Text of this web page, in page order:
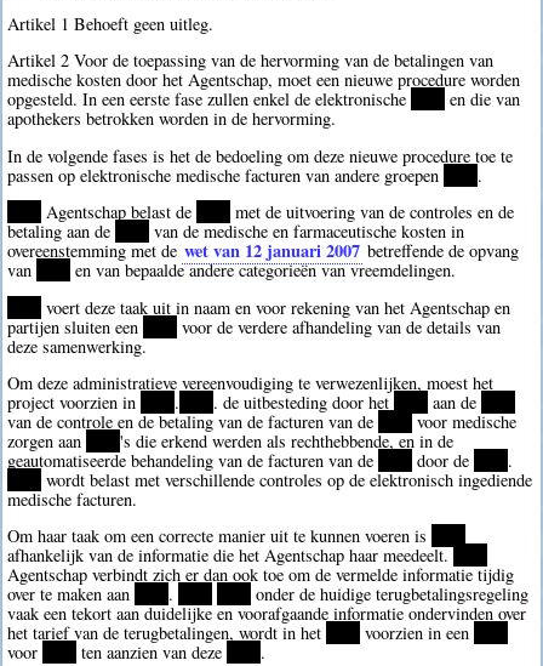
Artikel 1 Behoeft geen uitleg.
Artikel 2 Voor de toepassing van de hervorming van de betalingen van
medische kosten door het Agentschap, moet een nieuwe procedure worden
opgesteld. In een eerste fase zullen enkel de elektronische
en die van
apothekers betrokken worden in de hervorming.
In de volgende fases is het de bedoeling om deze nieuwe procedure toe te
passen op elektronische medische facturen van andere groepen
.
Agentschap belast de
met de uitvoering van de controles en de
betaling aan de
van de medische en farmaceutische kosten in
overeenstemming met de wet van 12 januari 2007 betreffende de opvang
van
en van bepaalde andere categorieën van vreemdelingen.
voert deze taak uit in naam en voor rekening van het Agentschap en
partijen sluiten een
voor de verdere afhandeling van de details van
deze samenwerking.
Om deze administratieve vereenvoudiging te verwezenlijken, moest het
project voorzien in
. . de uitbesteding door het aan de
van de controle en de betaling van de facturen van de
****voor medische
zorgen aan
****'s die erkend werden als rechthebbende, en in de
geautomatiseerde behandeling van de facturen van de
door de
.
wordt belast met verschillende controles op de elektronisch ingediende
medische facturen.
Om haar taak om een correcte manier uit te kunnen voeren is
afhankelijk van de informatie die het Agentschap haar meedeelt.
Agentschap verbindt zich er dan ook toe om de vermelde informatie tijdig
over te maken aan
.
onder de huidige terugbetalingsregeling
vaak een tekort aan duidelijke en voorafgaande informatie ondervinden over
het tarief van de terugbetalingen, wordt in het
voorzien in een
voor
ten aanzien van deze
.